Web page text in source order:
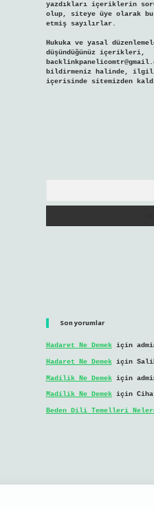
yazdıkları içeriklerin
olup, siteye üye olarak bu
etmiş sayılırlar.
Hukuka ve yasal
düşündüğünüz içerikleri,
bildirmeniz halinde,
içerisinde sitemizden
Son yorumlar
Hadaret Ne Demekiçin
Hadaret Ne Demekiçin
Madilik Ne Demekiçin
Madilik Ne Demekiçin
Beden Dili Temelleri